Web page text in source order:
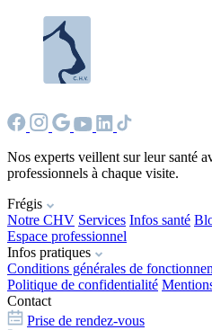
Nos experts veillent sur leur santé
professionnels à chaque visite.
Frégis
Notre CHV Services Infos santé
Espace professionnel
Infos pratiques
Conditions générales de
Politique de confidentialité
Contact
Prise de rendez-vous